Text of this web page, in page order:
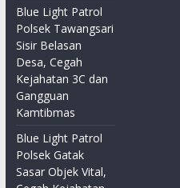
Blue Light Patrol
Polsek Tawangsari
Sisir Belasan
Desa, Cegah
Kejahatan 3C dan
Gangguan
Kamtibmas
Blue Light Patrol
Polsek Gatak
Sasar Objek Vital,